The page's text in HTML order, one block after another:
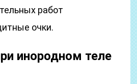
работ
очки.
инородном теле